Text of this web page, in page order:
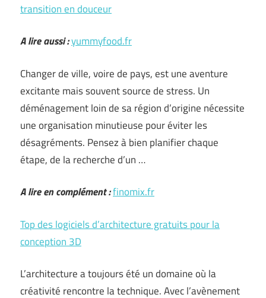
transition en douceur
A lire aussi :yummyfood.fr
Changer de ville, voire de pays, est une aventure
excitante mais souvent source de stress. Un
déménagement loin de sa région d’origine nécessite
une organisation minutieuse pour éviter les
désagréments. Pensez à bien planifier chaque
étape, de la recherche d’un …
A lire en complément :finomix.fr
Top des logiciels d’architecture gratuits pour la
conception 3D
L’architecture a toujours été un domaine où la
créativité rencontre la technique. Avec l’avènement